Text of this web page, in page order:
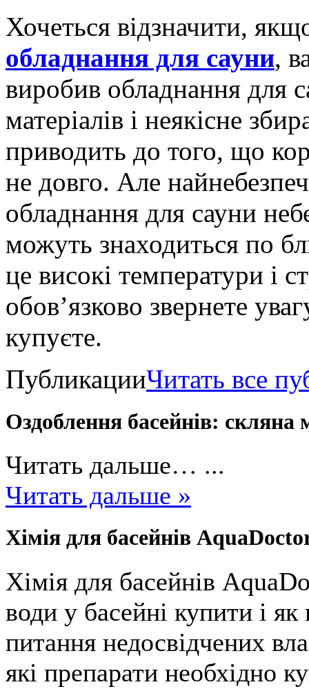
Хочеться відзначити,
обладнання для сауни,
виробив обладнання для
матеріалів і неякісне
приводить до того, що
не довго. Але
обладнання для сауни
можуть знаходиться по
це високі температури і
обов’язково звернете
купуєте.
ПубликацииЧитать все
Оздоблення басейнів: скляна
Читать дальше… ...
Читать дальше »
Хімія для басейнів
Хімія для басейнів
води у басейні купити і
питання недосвідчених
які препарати необхідно